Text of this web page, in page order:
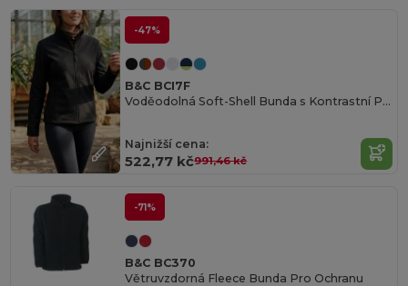
-47%
B&C BCI7F
Voděodolná Soft-Shell Bunda s Kontrastní Podšívkou
Najnižší cena:
522,77 kč991,46 kč
-71%
B&C BC370
Větruvzdorná Fleece Bunda Pro Ochranu